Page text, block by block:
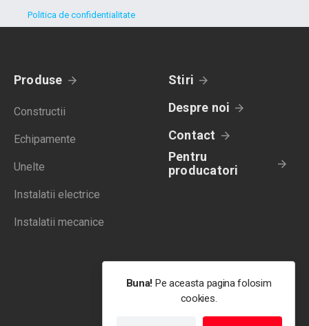
Politica de confidentialitate
Produse
Constructii
Echipamente
Unelte
Instalatii electrice
Instalatii mecanice
Stiri
Despre noi
Contact
Pentru
producatori
Buna! Pe aceasta pagina folosim
cookies.